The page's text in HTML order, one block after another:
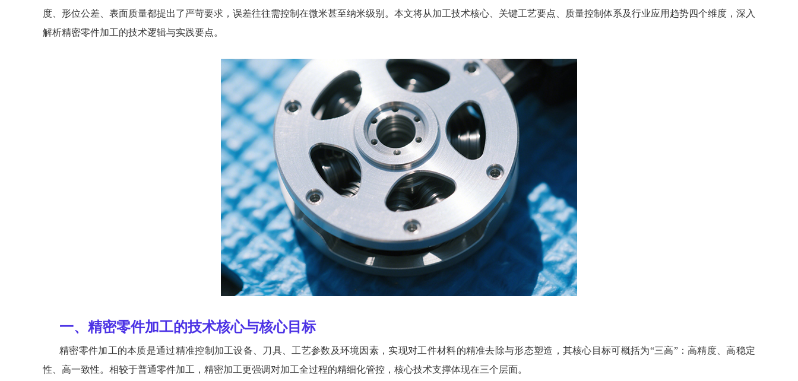
度、形位公差、表面质量都提出了严苛要求，误差往往需控制在微米甚至纳米级别。本文将从加工技术核心、关键工艺要点、质量控制体系及行业应用趋势四个维度，深入
解析精密零件加工的技术逻辑与实践要点。
一、精密零件加工的技术核心与核心目标
精密零件加工的本质是通过精准控制加工设备、刀具、工艺参数及环境因素，实现对工件材料的精准去除与形态塑造，其核心目标可概括为“三高”：高精度、高稳定
性、高一致性。相较于普通零件加工，精密加工更强调对加工全过程的精细化管控，核心技术支撑体现在三个层面。